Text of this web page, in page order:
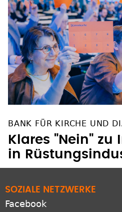
BANK FÜR KIRCHE UND
Klares "Nein" zu
in
SOZIALE NETZWERKE
Facebook